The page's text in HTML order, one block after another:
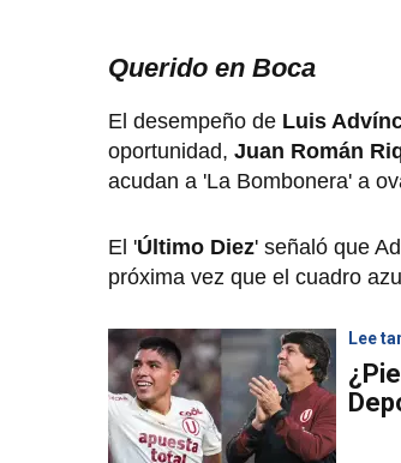
Querido en Boca
El desempeño de Luis
oportunidad, Juan Román
acudan a 'La Bombonera' a
El 'Último Diez' señaló que
próxima vez que el cuadro
Lee